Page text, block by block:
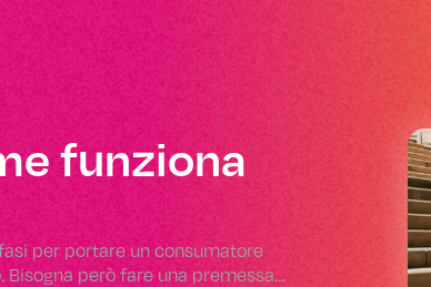
funziona
per portare un consumatore
però fare una premessa…